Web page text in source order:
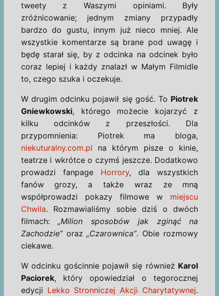
tweety z Waszymi opiniami. Były
zróżnicowanie; jednym zmiany przypadły
bardzo do gustu, innym już nieco mniej. Ale
wszystkie komentarze są brane pod uwagę i
będę starał się, by z odcinka na odcinek było
coraz lepiej i każdy znalazł w Małym Filmidle
to, czego szuka i oczekuje.
W drugim odcinku pojawił się gość. To Piotrek
Gniewkowski, którego możecie kojarzyć z
kilku odcinków z przeszłości. Dla
przypomnienia: Piotrek ma bloga,
niekuturalny.com.pl na którym pisze o kinie,
teatrze i wkrótce o czymś jeszcze. Dodatkowo
prowadzi fanpage Horrory, dla wszystkich
fanów grozy, a także wraz ze mną
współprowadzi pokazy filmowe w miejscu
Chwila. Rozmawialiśmy sobie dziś o dwóch
filmach:„Milion sposobów jak zginąć na
Zachodzie”oraz„Czarownica”. Obie rozmowy
ciekawe.
W odcinku gościnnie pojawił się również Karol
Paciorek, który opowiedział o tegorocznej
edycji Lekko Stronniczej Akcji Charytatywnej.